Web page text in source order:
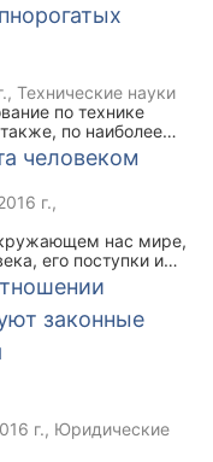
, Технические науки
по технике
по наиболее
племенного
при
и массы для
голштинской
человеком
г.,
нас мире,
его поступки и
ассоциации или
его
и совершать
законные
г., Юридические